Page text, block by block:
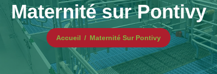
Maternité sur Pontivy
Accueil Maternité Sur Pontivy